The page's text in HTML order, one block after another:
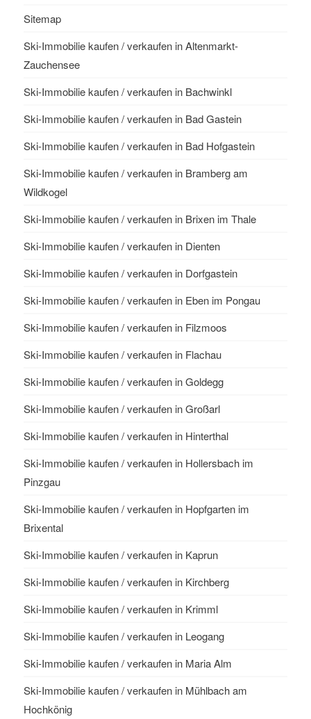
Sitemap
Ski-Immobilie kaufen / verkaufen in Altenmarkt-
Zauchensee
Ski-Immobilie kaufen / verkaufen in Bachwinkl
Ski-Immobilie kaufen / verkaufen in Bad Gastein
Ski-Immobilie kaufen / verkaufen in Bad Hofgastein
Ski-Immobilie kaufen / verkaufen in Bramberg am
Wildkogel
Ski-Immobilie kaufen / verkaufen in Brixen im Thale
Ski-Immobilie kaufen / verkaufen in Dienten
Ski-Immobilie kaufen / verkaufen in Dorfgastein
Ski-Immobilie kaufen / verkaufen in Eben im Pongau
Ski-Immobilie kaufen / verkaufen in Filzmoos
Ski-Immobilie kaufen / verkaufen in Flachau
Ski-Immobilie kaufen / verkaufen in Goldegg
Ski-Immobilie kaufen / verkaufen in Großarl
Ski-Immobilie kaufen / verkaufen in Hinterthal
Ski-Immobilie kaufen / verkaufen in Hollersbach im
Pinzgau
Ski-Immobilie kaufen / verkaufen in Hopfgarten im
Brixental
Ski-Immobilie kaufen / verkaufen in Kaprun
Ski-Immobilie kaufen / verkaufen in Kirchberg
Ski-Immobilie kaufen / verkaufen in Krimml
Ski-Immobilie kaufen / verkaufen in Leogang
Ski-Immobilie kaufen / verkaufen in Maria Alm
Ski-Immobilie kaufen / verkaufen in Mühlbach am
Hochkönig